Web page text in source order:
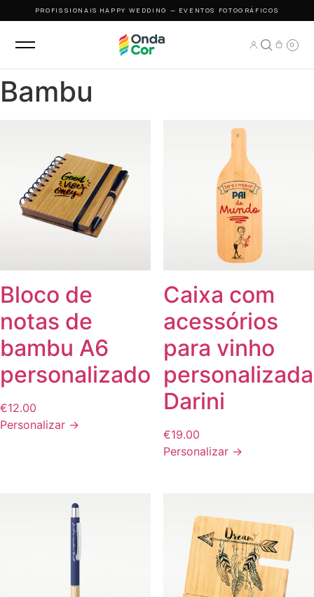
PROFISSIONAIS ·HAPPY WEDDING — EVENTOS FOTOGRÁFICOS
0
Bambu
Bloco de
notas de
bambu A6
personalizado
€12.00
Personalizar →
Caixa com
acessórios
para vinho
personalizada
Darini
€19.00
Personalizar →